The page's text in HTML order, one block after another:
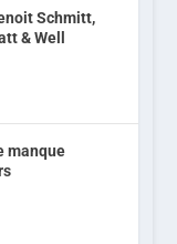
Schmitt,
& Well
manque